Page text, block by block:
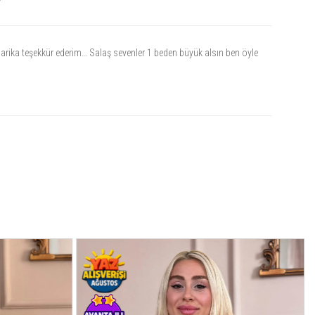
teşekkür ederim… Salaş sevenler 1 beden büyük alsın ben öyle